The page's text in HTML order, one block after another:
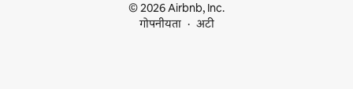
© 2026 Airbnb, Inc.
गोपनीयता
अटी